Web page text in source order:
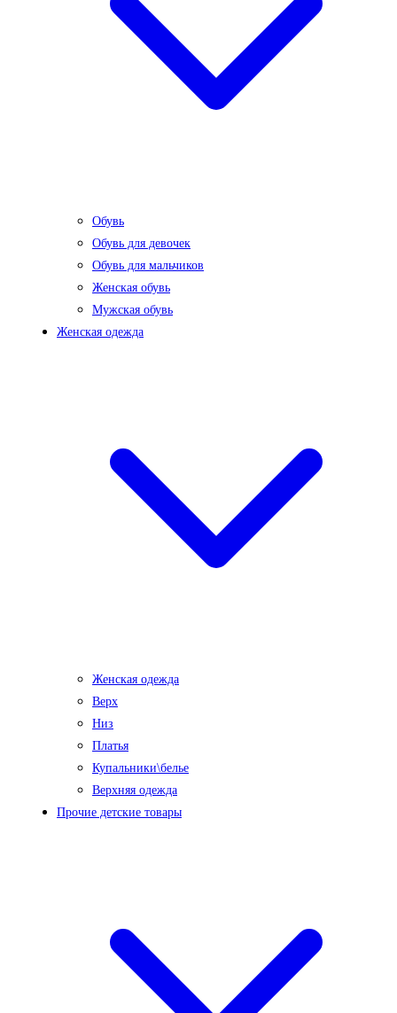
Обувь
Обувь для девочек
Обувь для мальчиков
Женская обувь
Мужская обувь
Женская одежда
Женская одежда
Верх
Низ
Платья
Купальники\белье
Верхняя одежда
Прочие детские товары